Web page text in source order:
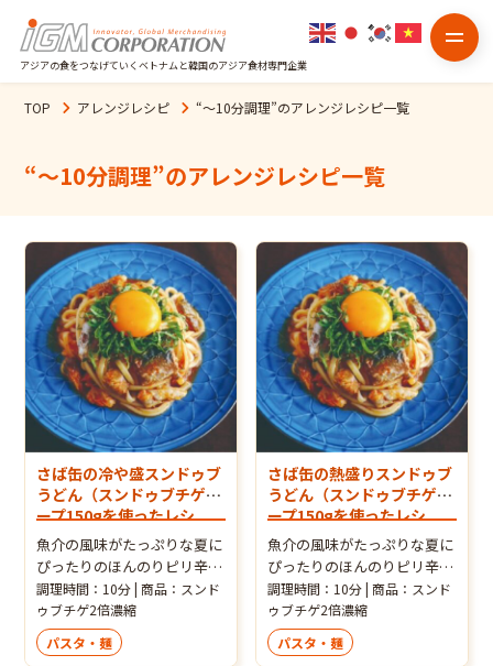
アジアの食をつなげていくベトナムと韓国のアジア食材専門企業
TOP アレンジレシピ “～10分調理”のアレンジレシピ一覧
“～10分調理”のアレンジレシピ一覧
さば缶の冷や盛スンドゥブ
うどん（スンドゥブチゲス
ープ150gを使ったレシ
ピ）
魚介の風味がたっぷりな夏に
ぴったりのほんのりピリ辛う
どんです。茹で麺を使えばさ
らにお手軽に！大葉の代わり
にレモン、バジルを添えても
美味しいです。
調理時間：10分 | 商品：スンド
ゥブチゲ2倍濃縮
パスタ・麺
さば缶の熱盛りスンドゥブ
うどん（スンドゥブチゲス
ープ150gを使ったレシ
ピ）
魚介の風味がたっぷりな夏に
ぴったりのほんのりピリ辛う
どんです。茹で麺を使えばさ
らにお手軽に！
調理時間：10分 | 商品：スンド
ゥブチゲ2倍濃縮
パスタ・麺